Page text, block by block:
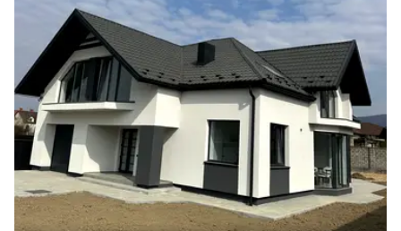
Вагомою перевагою даного регіону є близькість до кордону з
ЄС (15 км ) Оглянути будинок можна в будь який зручний час - за
попередньою домовленістю. ‼️‼️Я ВЛАСНИК дзвоніть-приходіть
все розкажу та покажу !Деталі по телефону, якщо не на звʼязку
то дзвоніть будь - ласка на Viber чи WhatsApp!